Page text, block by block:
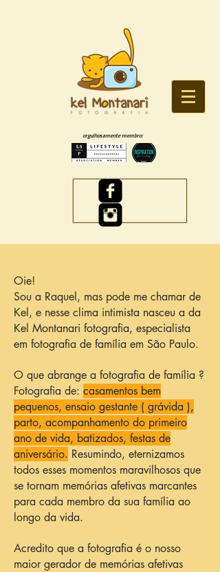
orgulhosamente membro:
Oie!
Sou a Raquel, mas pode me chamar de
Kel, e nesse clima intimista nasceu a da
Kel Montanari fotografia, especialista
em fotografia de família em São Paulo.
O que abrange a fotografia de família ?
Fotografia de: casamentos bem
pequenos, ensaio gestante ( grávida ),
parto, acompanhamento do primeiro
ano de vida, batizados, festas de
aniversário. Resumindo, eternizamos
todos esses momentos maravilhosos que
se tornam memórias afetivas marcantes
para cada membro da sua família ao
longo da vida.
Acredito que a fotografia é o nosso
maior gerador de memórias afetivas